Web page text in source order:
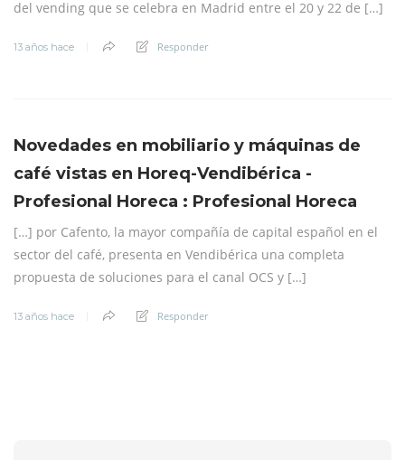
del vending que se celebra en Madrid entre el 20 y 22 de […]
13 años hace Responder
Novedades en mobiliario y máquinas de
café vistas en Horeq-Vendibérica -
Profesional Horeca : Profesional Horeca
[…] por Cafento, la mayor compañía de capital español en el
sector del café, presenta en Vendibérica una completa
propuesta de soluciones para el canal OCS y […]
13 años hace Responder